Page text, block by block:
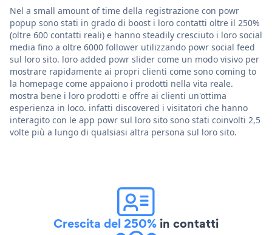
Nel a small amount of time della registrazione con powr
popup sono stati in grado di boost i loro contatti oltre il 250%
(oltre 600 contatti reali) e hanno steadily cresciuto i loro social
media fino a oltre 6000 follower utilizzando powr social feed
sul loro sito. loro added powr slider come un modo visivo per
mostrare rapidamente ai propri clienti come sono coming to
la homepage come appaiono i prodotti nella vita reale.
mostra bene i loro prodotti e offre ai clienti un'ottima
esperienza in loco. infatti discovered i visitatori che hanno
interagito con le app powr sul loro sito sono stati coinvolti 2,5
volte più a lungo di qualsiasi altra persona sul loro sito.
Crescita del 250% in contatti